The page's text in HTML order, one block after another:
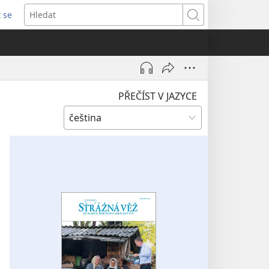
se
Hledat
PŘEČÍST V JAZYCE